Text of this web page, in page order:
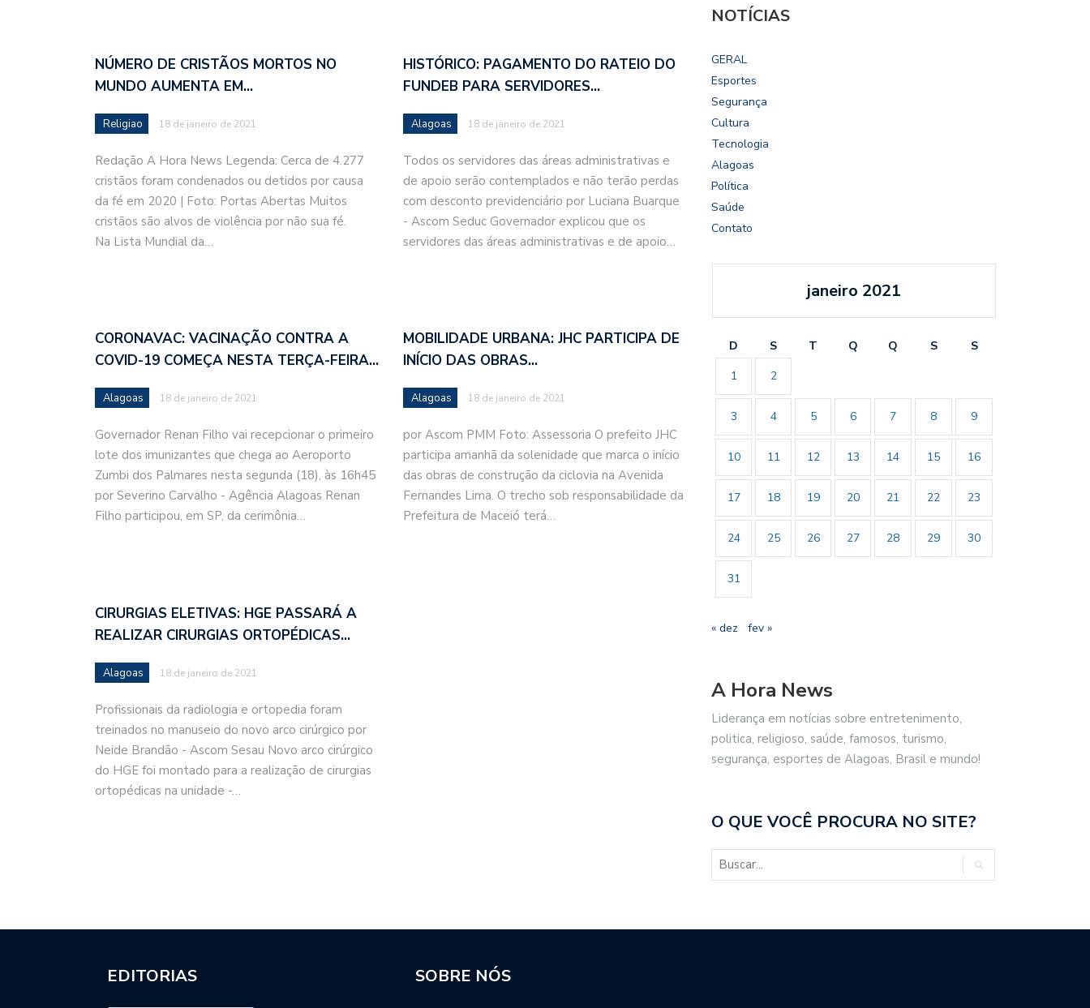
NÚMERO DE CRISTÃOS MORTOS NO
MUNDO AUMENTA EM…
Religiao 18 de janeiro de 2021
Redação A Hora News Legenda: Cerca de 4.277
cristãos foram condenados ou detidos por causa
da fé em 2020 | Foto: Portas Abertas Muitos
cristãos são alvos de violência por não sua fé.
Na Lista Mundial da…
HISTÓRICO: PAGAMENTO DO RATEIO DO
FUNDEB PARA SERVIDORES…
Alagoas 18 de janeiro de 2021
Todos os servidores das áreas administrativas e
de apoio serão contemplados e não terão perdas
com desconto previdenciário por Luciana Buarque
- Ascom Seduc Governador explicou que os
servidores das áreas administrativas e de apoio…
CORONAVAC: VACINAÇÃO CONTRA A
COVID-19 COMEÇA NESTA TERÇA-FEIRA…
Alagoas 18 de janeiro de 2021
Governador Renan Filho vai recepcionar o primeiro
lote dos imunizantes que chega ao Aeroporto
Zumbi dos Palmares nesta segunda (18), às 16h45
por Severino Carvalho - Agência Alagoas Renan
Filho participou, em SP, da cerimônia…
MOBILIDADE URBANA: JHC PARTICIPA DE
INÍCIO DAS OBRAS…
Alagoas 18 de janeiro de 2021
por Ascom PMM Foto: Assessoria O prefeito JHC
participa amanhã da solenidade que marca o início
das obras de construção da ciclovia na Avenida
Fernandes Lima. O trecho sob responsabilidade da
Prefeitura de Maceió terá…
CIRURGIAS ELETIVAS: HGE PASSARÁ A
REALIZAR CIRURGIAS ORTOPÉDICAS…
Alagoas 18 de janeiro de 2021
Profissionais da radiologia e ortopedia foram
treinados no manuseio do novo arco cirúrgico por
Neide Brandão - Ascom Sesau Novo arco cirúrgico
do HGE foi montado para a realização de cirurgias
ortopédicas na unidade -…
NOTÍCIAS
GERAL
Esportes
Segurança
Cultura
Tecnologia
Alagoas
Política
Saúde
Contato
janeiro 2021
D S T Q Q S
S
1
2
3 4 5 6 7 8 9
10 11 12 13 14 15 16
17 18 19 20 21 22 23
24 25 26 27 28 29 30
31
« dez fev »
A Hora News
Liderança em notícias sobre entretenimento,
politica, religioso, saúde, famosos, turismo,
segurança, esportes de Alagoas, Brasil e mundo!
O QUE VOCÊ PROCURA NO SITE?
EDITORIAS SOBRE NÓS